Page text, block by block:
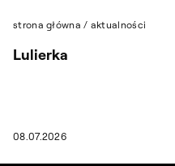
strona główna / aktualności
08.07.2026
Lulierka
60